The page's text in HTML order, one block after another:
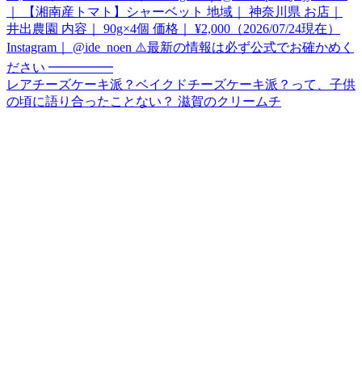
レアチーズケーキ派？ベイクドチーズケーキ派？って、子供
の頃に語り合ったことない？ 滋賀のクリームチ